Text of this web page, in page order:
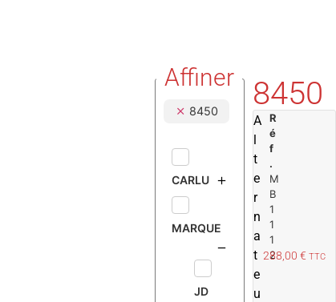
Affiner
8450
CARLU
MARQUE
JD
8450
A
l
t
e
r
n
a
t
e
u
R
é
f
.
M
B
1
1
1
2
288,00 € TTC